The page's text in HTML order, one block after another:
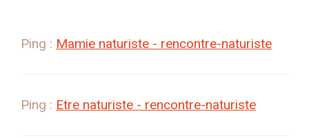
Ping : Mamie naturiste - rencontre-naturiste
Ping : Etre naturiste - rencontre-naturiste